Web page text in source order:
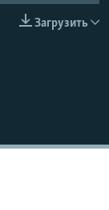
Загрузить